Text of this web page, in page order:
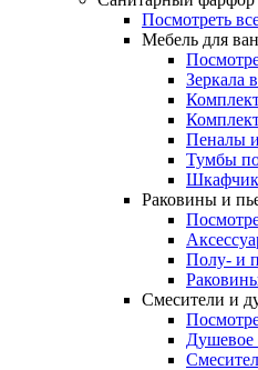
Посмотреть
Мебель для
Зеркала
Пеналы
Тумбы
Раковины и
Полу- и
Смесители и
Душевое